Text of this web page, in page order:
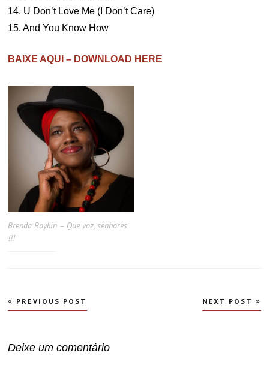
14. U Don’t Love Me (I Don’t Care)
15. And You Know How
BAIXE AQUI – DOWNLOAD HERE
Brenda Boykin – Que voz, senhores
!!!
Navegação
de
PREVIOUS POST NEXT POST
Deixe um comentário